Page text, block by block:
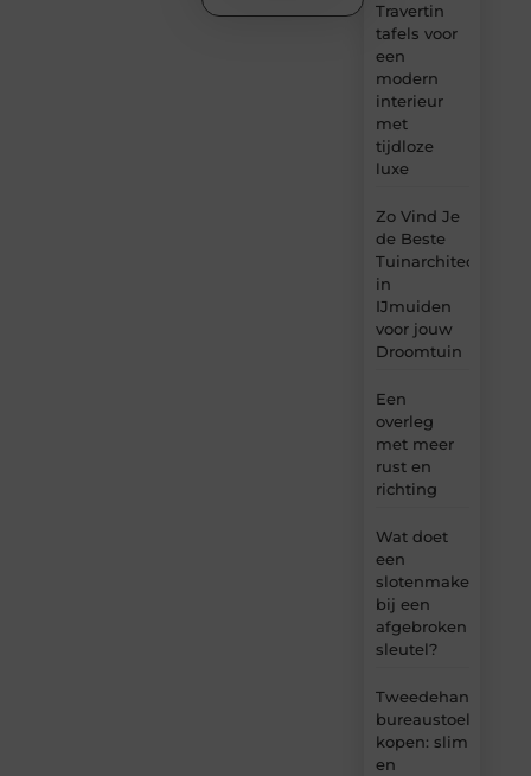
Travertin
tafels voor
een
modern
interieur
met
tijdloze
luxe
Zo Vind Je
de Beste
Tuinarchitect
in
IJmuiden
voor jouw
Droomtuin
Een
overleg
met meer
rust en
richting
Wat doet
een
slotenmaker
bij een
afgebroken
sleutel?
Tweedehands
bureaustoel
kopen: slim
en